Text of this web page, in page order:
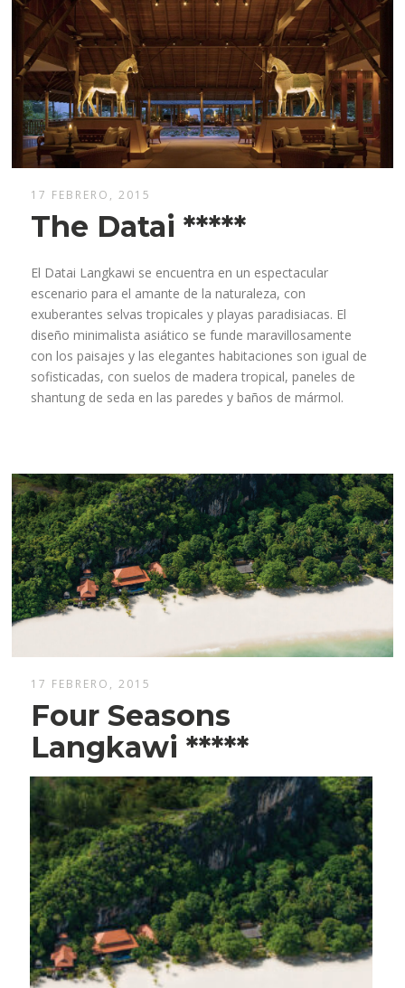
17 FEBRERO, 2015
The Datai *****
El Datai Langkawi se encuentra en un espectacular
escenario para el amante de la naturaleza, con
exuberantes selvas tropicales y playas paradisiacas. El
diseño minimalista asiático se funde maravillosamente
con los paisajes y las elegantes habitaciones son igual de
sofisticadas, con suelos de madera tropical, paneles de
shantung de seda en las paredes y baños de mármol.
17 FEBRERO, 2015
Four Seasons
Langkawi *****